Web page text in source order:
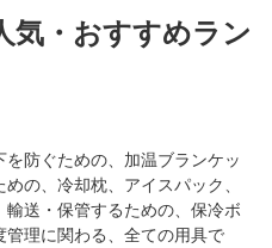
気・おすすめラン
防ぐための、加温ブランケッ
の、冷却枕、アイスパック、
送・保管するための、保冷ボ
管理に関わる、全ての用具で